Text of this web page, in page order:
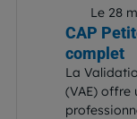
Le 28
CAP
complet
La
(VAE) offre